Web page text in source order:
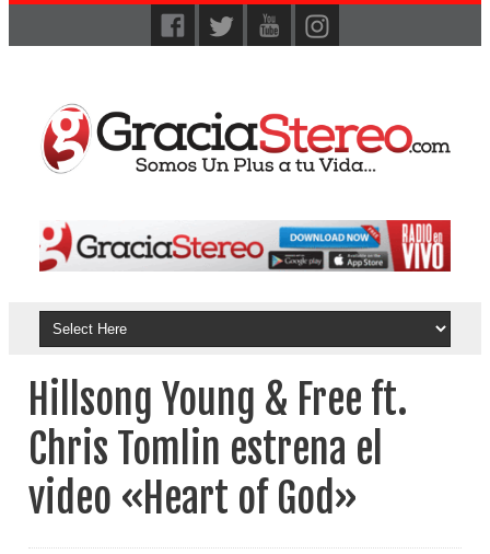
Hillsong Young & Free ft.
Chris Tomlin estrena el
video «Heart of God»